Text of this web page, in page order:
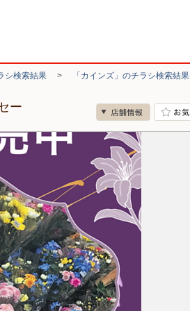
シ検索結果 > 「カインズ」のチラシ検索結果
ー